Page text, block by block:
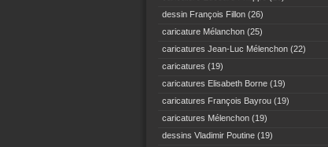
dessin François Fillon (26)
caricature Mélanchon (25)
caricatures Jean-Luc Mélenchon (22)
caricatures (19)
caricatures Elisabeth Borne (19)
caricatures François Bayrou (19)
caricatures Mélenchon (19)
dessins Vladimir Poutine (19)